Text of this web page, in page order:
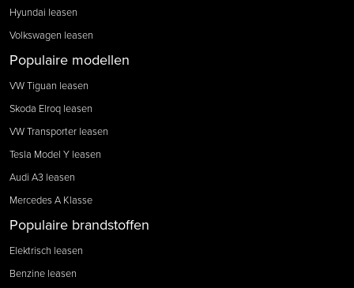
Hyundai leasen
Volkswagen leasen
Populaire modellen
VW Tiguan leasen
Skoda Elroq leasen
VW Transporter leasen
Tesla Model Y leasen
Audi A3 leasen
Mercedes A Klasse
Populaire brandstoffen
Elektrisch leasen
Benzine leasen